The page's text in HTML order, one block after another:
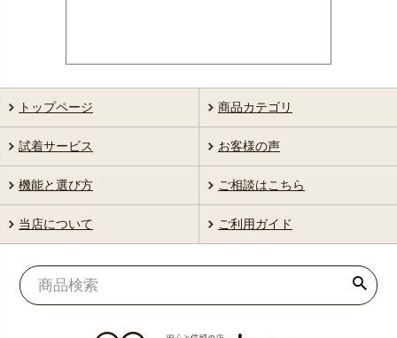
トップページ 商品カテゴリ
試着サービス お客様の声
機能と選び方 ご相談はこちら
当店について ご利用ガイド